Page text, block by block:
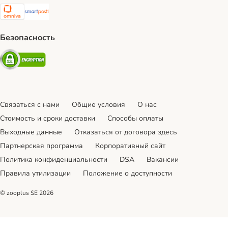
Omniva Shipping Method
SmartPosti Shipping Method
Безопасность
Security
Связаться с нами Общие условия
О нас
Стоимость и сроки доставки
Cпособы оплаты
Выходные данные
Отказаться от договора здесь
Партнерская программа
Корпоративный сайт
Политика конфиденциальности
DSA
Вакансии
Правила утилизации
Положение о доступности
© zooplus SE 2026